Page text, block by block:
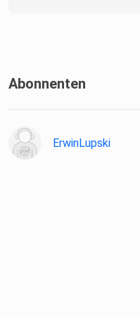
Abonnenten
ErwinLupski